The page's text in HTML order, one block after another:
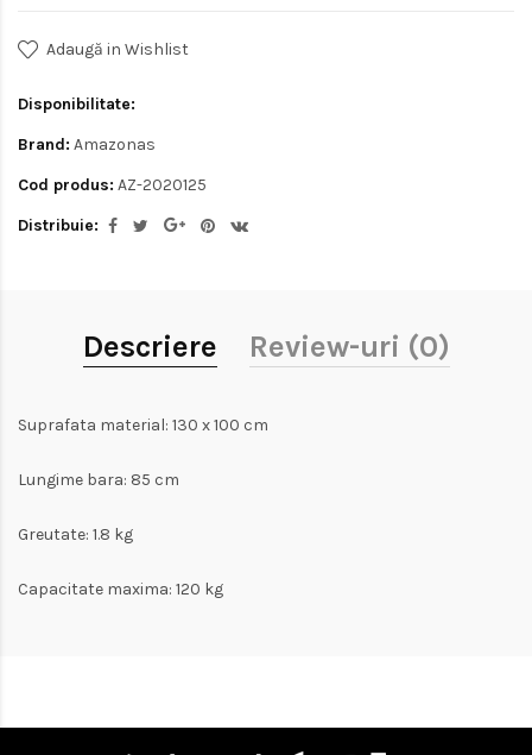
Adaugă in Wishlist
Disponibilitate:
Brand: Amazonas
Cod produs: AZ-2020125
Distribuie:
Descriere Review-uri (0)
Suprafata material: 130 x 100 cm
Lungime bara: 85 cm
Greutate: 1.8 kg
Capacitate maxima: 120 kg